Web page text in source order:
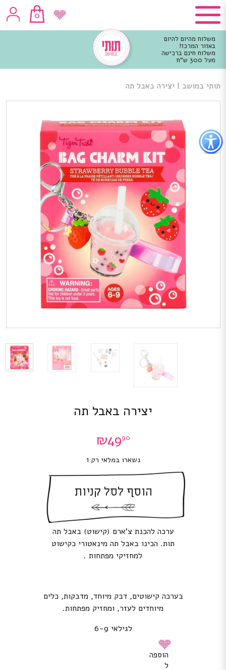
כפתור
לפתיחת
תפריט
נגישות
0
משלוח מהיום להיום
באזור המרכז!
משלוח חינם ברכישה
מעל 300 ש"ח
מרכזי
תותי במושב | יצירה באבל תה
יצירה באבל תה
₪4990
נשארו במלאי רק 1
הוסף לסל קניות
ערכה להכנת צ’ארם (קישוט) באבל תה
תות. הכינו באבל תה מינאטורי כקישוט
למחזיקי מפתחות .
בערכה קישוטים, דבק מיוחד, מדבקות, כלים
מיוחדים לעזר, ומחזיק מפתחות.
לגילאי 6-9
הוספה
ל